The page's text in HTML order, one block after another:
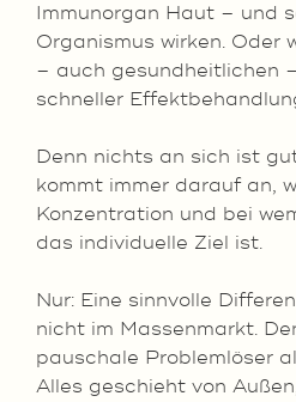
Immunorgan Haut – und
Organismus wirken. Oder
– auch gesundheitlichen
schneller
Denn nichts an sich ist
kommt immer darauf an,
Konzentration und bei
das individuelle Ziel ist.
Nur: Eine sinnvolle
nicht im Massenmarkt.
pauschale Problemlöser
Alles geschieht von